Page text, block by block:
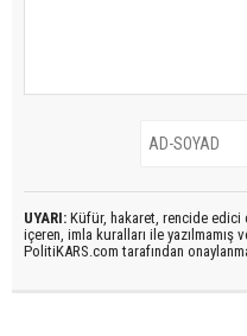
UYARI: Küfür, hakaret, rencide edici
içeren, imla kuralları ile yazılmamış
PolitiKARS.com tarafından